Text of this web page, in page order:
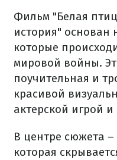
Фильм "Белая
история" основан
которые
мировой войны.
поучительная и
красивой
актерской игрой
В центре сюжета –
которая